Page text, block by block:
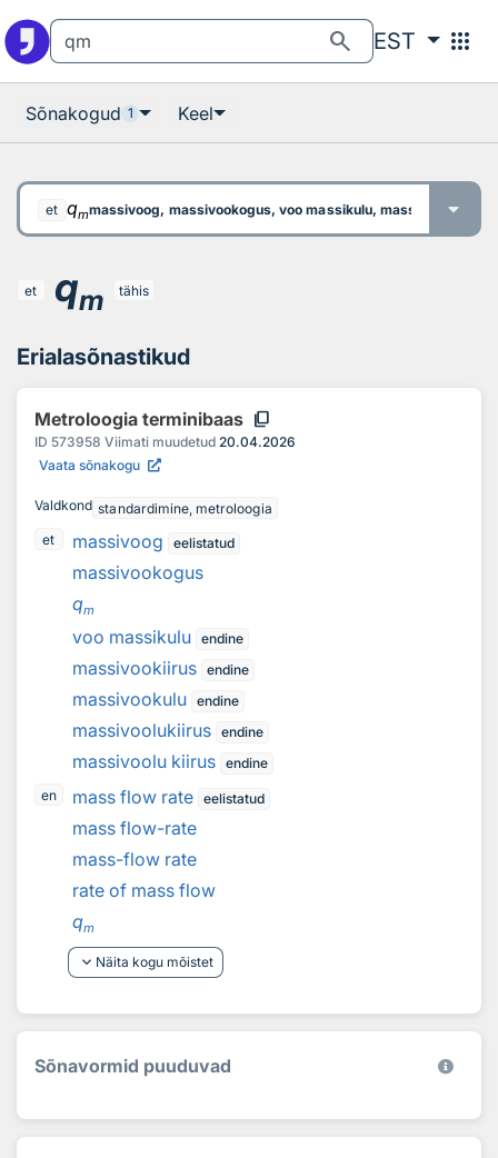
search EST apps
Sõnakogud 1 Keel
et qmmassivoog, massivookogus, voo massikulu, massivookiirus,
et qm tähis
Erialasõnastikud
Metroloogia terminibaas content_copy
ID 573958 Viimati muudetud 20.04.2026
Vaata sõnakogu
Valdkond standardimine, metroloogia
et
massivoog eelistatud
massivookogus
qm
voo massikulu endine
massivookiirus endine
massivookulu endine
massivoolukiirus endine
massivoolu kiirus endine
en
mass flow rate eelistatud
mass flow-rate
mass-flow rate
rate of mass flow
qm
keyboard_arrow_down Näita kogu mõistet
Sõnavormid puuduvad